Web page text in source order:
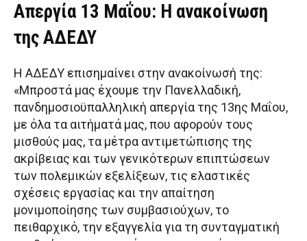
Απεργία 13 Μαΐου: Η ανακοίνωση
της ΑΔΕΔΥ
Η ΑΔΕΔΥ επισημαίνει στην ανακοίνωσή της:
«Μπροστά μας έχουμε την Πανελλαδική,
πανδημοσιοϋπαλληλική απεργία της 13ης Μαΐου,
με όλα τα αιτήματά μας, που αφορούν τους
μισθούς μας, τα μέτρα αντιμετώπισης της
ακρίβειας και των γενικότερων επιπτώσεων
των πολεμικών εξελίξεων, τις ελαστικές
σχέσεις εργασίας και την απαίτηση
μονιμοποίησης των συμβασιούχων, το
πειθαρχικό, την εξαγγελία για τη συνταγματική